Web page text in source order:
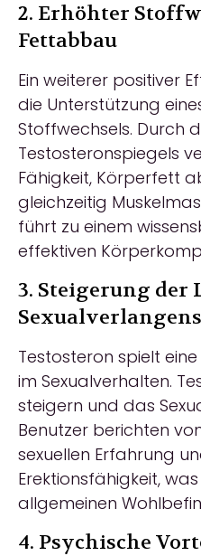
2. Erhöhter
Fettabbau
Ein weiterer positiver
die Unterstützung
Stoffwechsels. Durch
Testosteronspiegels
Fähigkeit, Körperfett
gleichzeitig
führt zu einem
effektiven
3. Steigerung der
Sexualverlangens
Testosteron spielt
im Sexualverhalten.
steigern und das
Benutzer berichten
sexuellen Erfahrung
Erektionsfähigkeit,
allgemeinen
4. Psychische